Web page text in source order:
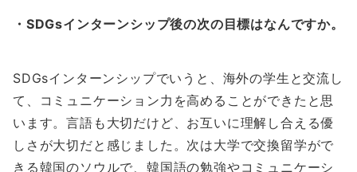
・SDGsインターンシップ後の次の目標はなんですか。
SDGsインターンシップでいうと、海外の学生と交流し
て、コミュニケーション力を高めることができたと思
います。言語も大切だけど、お互いに理解し合える優
しさが大切だと感じました。次は大学で交換留学がで
きる韓国のソウルで、韓国語の勉強やコミュニケーシ